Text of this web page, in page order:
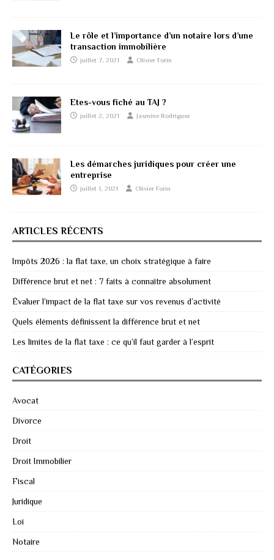
Le rôle et l’importance d’un notaire lors d’une
transaction immobilière
juillet 7, 2021 Olivier Forin
Etes-vous fiché au TAJ ?
juillet 2, 2021 Jasmine Rodriguez
Les démarches juridiques pour créer une
entreprise
juillet 1, 2021 Olivier Forin
ARTICLES RÉCENTS
Impôts 2026 : la flat taxe, un choix stratégique à faire
Différence brut et net : 7 faits à connaître absolument
Évaluer l’impact de la flat taxe sur vos revenus d’activité
Quels éléments définissent la différence brut et net
Les limites de la flat taxe : ce qu’il faut garder à l’esprit
CATÉGORIES
Avocat
Divorce
Droit
Droit Immobilier
Fiscal
Juridique
Loi
Notaire